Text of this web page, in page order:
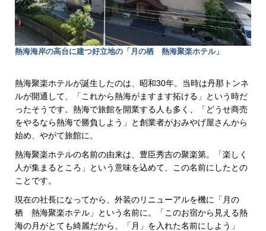
熱海海岸の高台に建つ好立地の「月の栖 熱海聚楽ホテル」
熱海聚楽ホテルが誕生したのは、昭和30年。当時は丹那トンネ
ルが開通して、「これから熱海がますます拓ける」という時だ
ったそうです。熱海で旅館を開業する人も多く、「どうせ商売
をやるなら熱海で勝負しよう」と創業者がおみやげ屋さんから
始め、やがて旅館に。
熱海聚楽ホテルの名前の由来は、豊臣秀吉の聚楽第。「楽しく
人が集まるところ」という意味を込めて、この名前にしたとの
ことです。
現在の社長になってから、外装のリニューアルを機に「月の
栖 熱海聚楽ホテル」という名前に。「このお宿から見える熱
海の月がとても綺麗だから、「月」を入れた名前にしよう」